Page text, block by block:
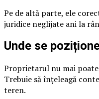
Pe de altă parte, ele
juridice neglijate ani la
Unde se
Proprietarul nu mai poate
Trebuie să înțeleagă
teren.